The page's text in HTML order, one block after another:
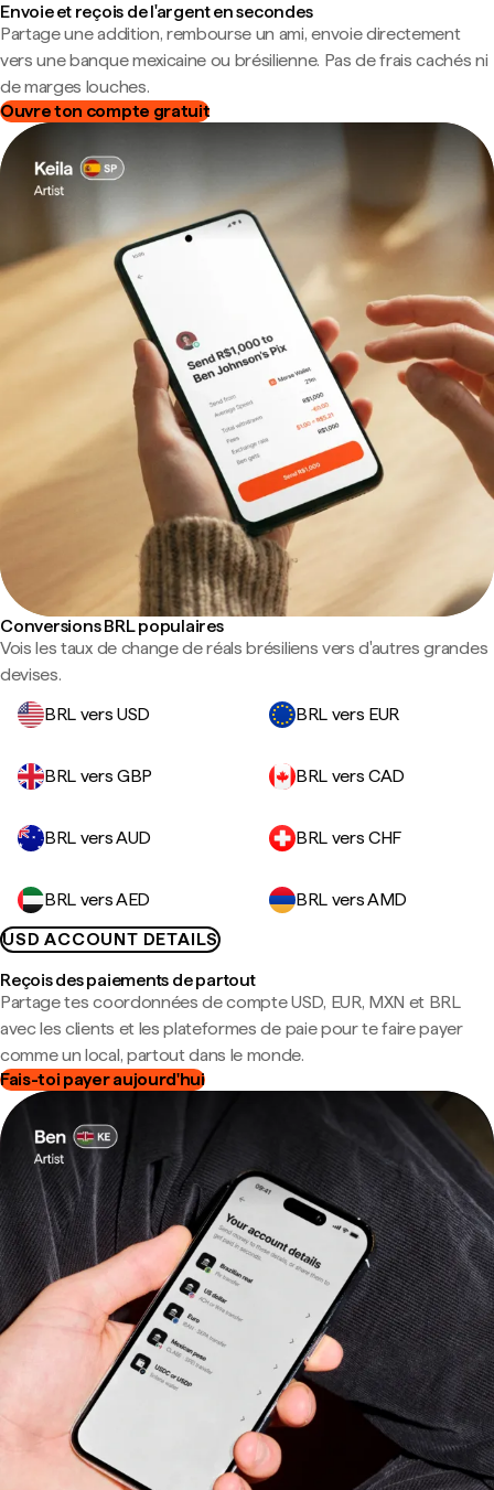
Envoie et reçois de l'argent en secondes
Partage une addition, rembourse un ami, envoie directement
vers une banque mexicaine ou brésilienne. Pas de frais cachés ni
de marges louches.
Ouvre ton compte gratuit
Conversions BRL populaires
Vois les taux de change de réals brésiliens vers d'autres grandes
devises.
BRL vers USD
BRL vers EUR
BRL vers GBP BRL vers CAD
BRL vers AUD BRL vers CHF
BRL vers AED
BRL vers AMD
USD ACCOUNT DETAILS
Reçois des paiements de partout
Partage tes coordonnées de compte USD, EUR, MXN et BRL
avec les clients et les plateformes de paie pour te faire payer
comme un local, partout dans le monde.
Fais-toi payer aujourd'hui